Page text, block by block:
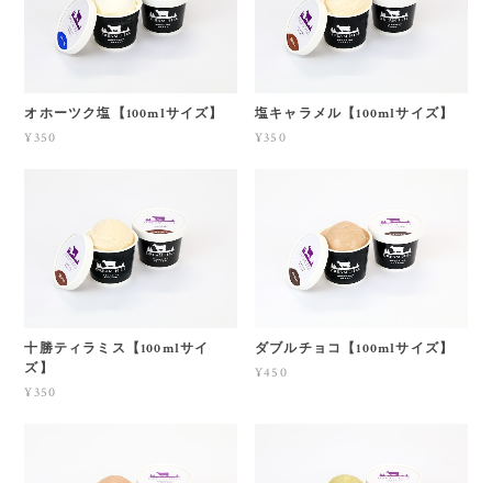
オホーツク塩【100mlサイズ】
¥350
塩キャラメル【100mlサイズ】
¥350
十勝ティラミス【100mlサイ
ズ】
¥350
ダブルチョコ【100mlサイズ】
¥450